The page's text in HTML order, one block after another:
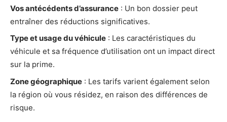
Vos antécédents d’assurance : Un bon dossier peut
entraîner des réductions significatives.
Type et usage du véhicule : Les caractéristiques du
véhicule et sa fréquence d’utilisation ont un impact direct
sur la prime.
Zone géographique : Les tarifs varient également selon
la région où vous résidez, en raison des différences de
risque.